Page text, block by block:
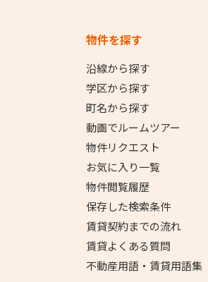
物件を探す
沿線から探す
学区から探す
町名から探す
動画でルームツアー
物件リクエスト
お気に入り一覧
物件閲覧履歴
保存した検索条件
賃貸契約までの流れ
賃貸よくある質問
不動産用語・賃貸用語集